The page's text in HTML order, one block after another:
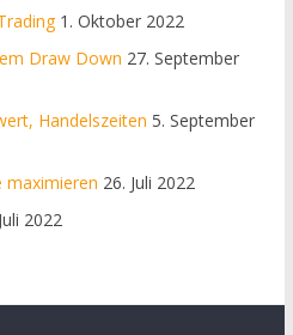
1. Oktober 2022
Draw Down 27. September
Handelszeiten 5. September
maximieren 26. Juli 2022
2022